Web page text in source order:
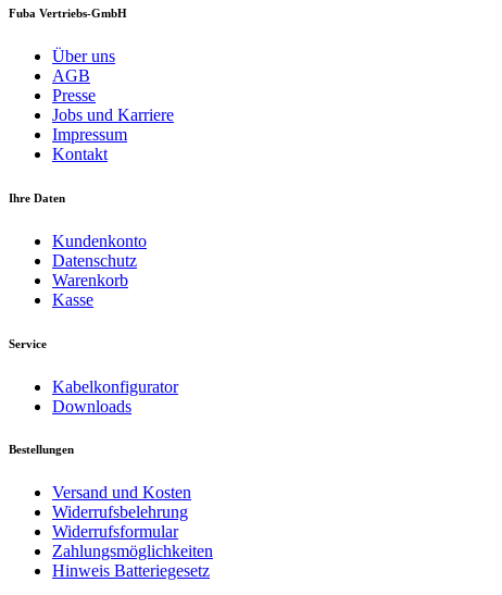
Fuba Vertriebs-GmbH
Über uns
AGB
Presse
Jobs und Karriere
Impressum
Kontakt
Ihre Daten
Kundenkonto
Datenschutz
Warenkorb
Kasse
Service
Kabelkonfigurator
Downloads
Bestellungen
Versand und Kosten
Widerrufsbelehrung
Widerrufsformular
Zahlungsmöglichkeiten
Hinweis Batteriegesetz